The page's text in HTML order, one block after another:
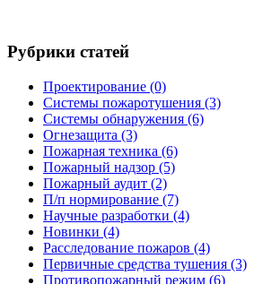
Рубрики статей
Проектирование (0)
Системы пожаротушения (3)
Системы обнаружения (6)
Огнезащита (3)
Пожарная техника (6)
Пожарный надзор (5)
Пожарный аудит (2)
П/п нормирование (7)
Научные разработки (4)
Новинки (4)
Расследование пожаров (4)
Первичные средства тушения (3)
Противопожарный режим (6)